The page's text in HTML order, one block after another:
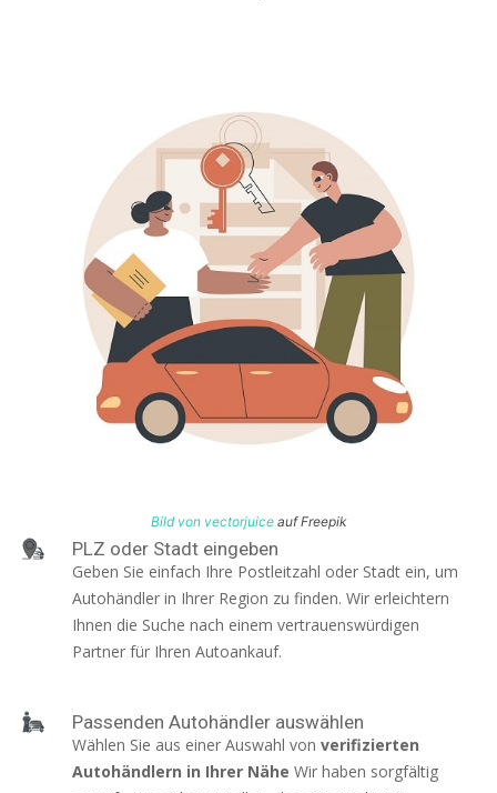
Bild von vectorjuiceauf Freepik
PLZ oder Stadt eingeben
Geben Sie einfach Ihre Postleitzahl oder Stadt ein, um
Autohändler in Ihrer Region zu finden. Wir erleichtern
Ihnen die Suche nach einem vertrauenswürdigen
Partner für Ihren Autoankauf.
Passenden Autohändler auswählen
Wählen Sie aus einer Auswahl von verifizierten
Autohändlern in Ihrer Nähe Wir haben sorgfältig